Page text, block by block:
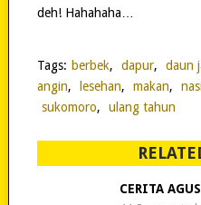
deh! Hahahaha…
Tags: berbek, dapur, daun
angin, lesehan, makan,
sukomoro, ulang tahun
CERITA